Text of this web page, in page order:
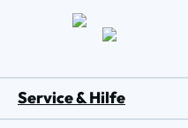
Service & Hilfe